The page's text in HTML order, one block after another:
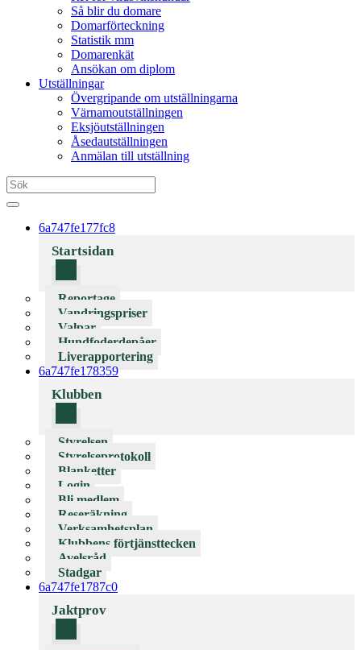
Så blir du domare
Domarförteckning
Statistik mm
Domarenkät
Ansökan om diplom
Utställningar
Övergripande om utställningarna
Värnamoutställningen
Eksjöutställningen
Åsedautställningen
Anmälan till utställning
6a747fe177fc8
Startsidan
Reportage
Vandringspriser
Valpar
Hundfoderdepåer
Liverapportering
6a747fe178359
Klubben
Styrelsen
Styrelseprotokoll
Blanketter
Login
Bli medlem
Reseräkning
Verksamhetsplan
Klubbens förtjänsttecken
Avelsråd
Stadgar
6a747fe1787c0
Jaktprov